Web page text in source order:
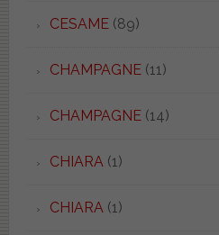
CESAME(89)
CHAMPAGNE(11)
CHAMPAGNE(14)
CHIARA (1)
CHIARA (1)